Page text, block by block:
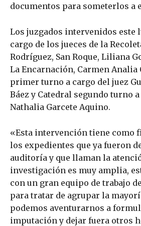
documentos para someterlos a
Los juzgados intervenidos este
cargo de los jueces de la
Rodríguez, San Roque, Liliana
La Encarnación, Carmen Analia
primer turno a cargo del juez
Báez y Catedral segundo turno
Nathalia Garcete Aquino.
«Esta intervención tiene como
los expedientes que ya fueron
auditoría y que llaman la
investigación es muy amplia,
con un gran equipo de trabajo
para tratar de agrupar la
podemos aventurarnos a
imputación y dejar fuera otros